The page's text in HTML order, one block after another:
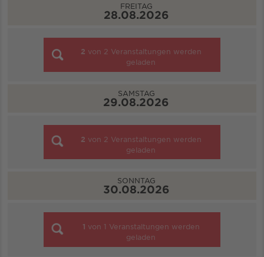
FREITAG
28.08.2026
2 von 2 Veranstaltungen werden
geladen
SAMSTAG
29.08.2026
2 von 2 Veranstaltungen werden
geladen
SONNTAG
30.08.2026
1 von 1 Veranstaltungen werden
geladen